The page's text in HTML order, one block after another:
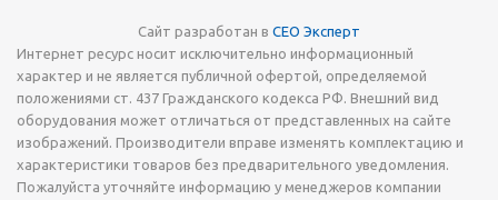
Сайт разработан в СЕО Эксперт
Интернет ресурс носит исключительно информационный
характер и не является публичной офертой, определяемой
положениями ст. 437 Гражданского кодекса РФ. Внешний вид
оборудования может отличаться от представленных на сайте
изображений. Производители вправе изменять комплектацию и
характеристики товаров без предварительного уведомления.
Пожалуйста уточняйте информацию у менеджеров компании